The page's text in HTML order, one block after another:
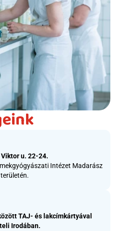
u. 22-24.
Intézet Madarász
TAJ- és lakcímkártyával
Irodában.